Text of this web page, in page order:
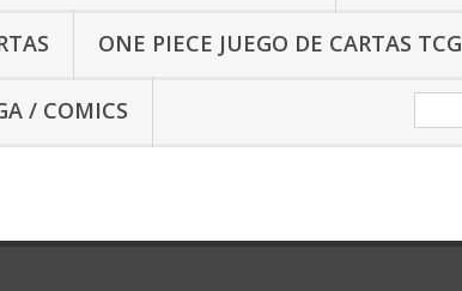
ONE PIECE JUEGO DE CARTAS TCG
/ COMICS